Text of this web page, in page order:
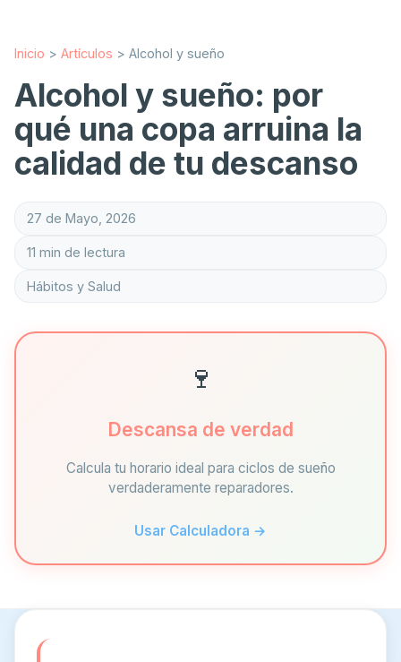
Inicio > Artículos > Alcohol y sueño
Alcohol y sueño: por
qué una copa arruina la
calidad de tu descanso
27 de Mayo, 2026
11 min de lectura
Hábitos y Salud
🍷
Descansa de verdad
Calcula tu horario ideal para ciclos de sueño
verdaderamente reparadores.
Usar Calculadora →